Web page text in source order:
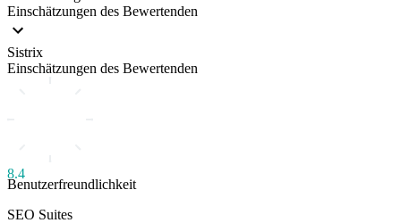
Einschätzungen des Bewertenden
Sistrix
Einschätzungen des Bewertenden
8.4
Benutzerfreundlichkeit
SEO Suites